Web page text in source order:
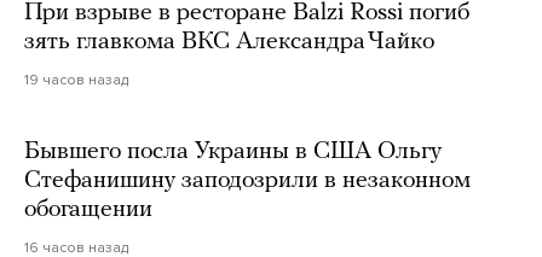
При взрыве в ресторане Balzi Rossi погиб
зять главкома ВКС Александра Чайко
19 часов назад
Бывшего посла Украины в США Ольгу
Стефанишину заподозрили в незаконном
обогащении
16 часов назад